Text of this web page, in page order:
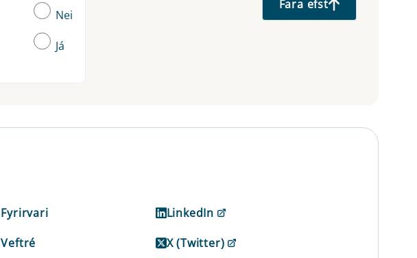
Nei
Já
Fara efst
Fyrirvari
Veftré
LinkedIn
X (Twitter)